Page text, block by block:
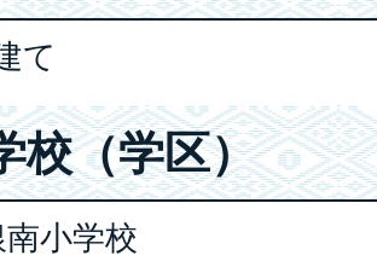
て
校（学区）
南小学校